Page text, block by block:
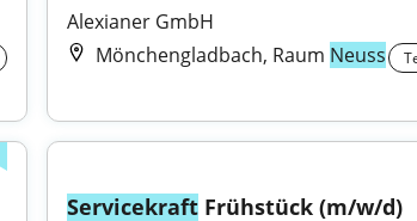
Alexianer GmbH
Mönchengladbach, Raum Neuss
Servicekraft Frühstück (m/w/d)